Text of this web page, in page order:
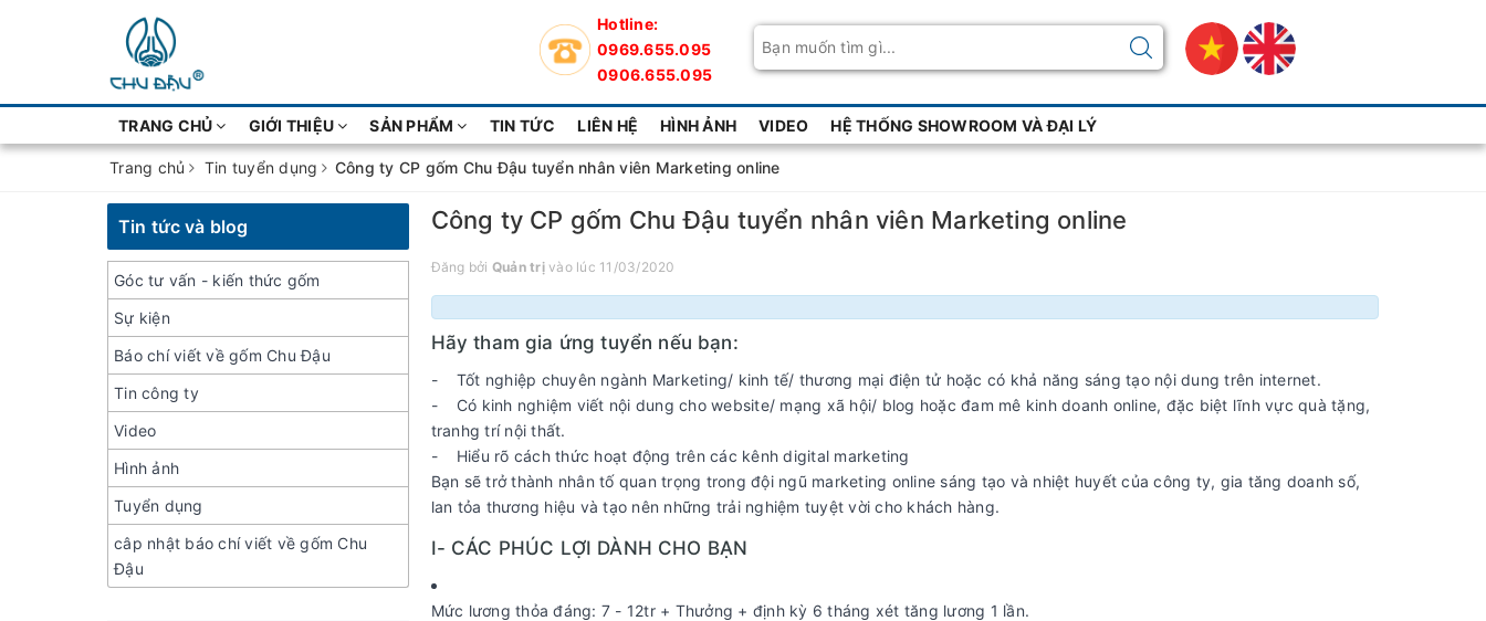
Hotline:
0969.655.095
0906.655.095
TRANG CHỦ GIỚI THIỆU SẢN PHẨM TIN TỨC LIÊN HỆ HÌNH ẢNH VIDEO HỆ THỐNG SHOWROOM VÀ ĐẠI LÝ
Trang chủ Tin tuyển dụng Công ty CP gốm Chu Đậu tuyển nhân viên Marketing online
Tin tức và blog
Góc tư vấn - kiến thức gốm
Sự kiện
Báo chí viết về gốm Chu Đậu
Tin công ty
Video
Hình ảnh
Tuyển dụng
câp nhật báo chí viết về gốm Chu
Đậu
Công ty CP gốm Chu Đậu tuyển nhân viên Marketing online
Đăng bởi Quản trịvào lúc 11/03/2020
Hãy tham gia ứng tuyển nếu bạn:
- Tốt nghiệp chuyên ngành Marketing/ kinh tế/ thương mại điện tử hoặc có khả năng sáng tạo nội dung trên internet.
- Có kinh nghiệm viết nội dung cho website/ mạng xã hội/ blog hoặc đam mê kinh doanh online, đặc biệt lĩnh vực quà tặng,
tranhg trí nội thất.
- Hiểu rõ cách thức hoạt động trên các kênh digital marketing
Bạn sẽ trở thành nhân tố quan trọng trong đội ngũ marketing online sáng tạo và nhiệt huyết của công ty, gia tăng doanh số,
lan tỏa thương hiệu và tạo nên những trải nghiệm tuyệt vời cho khách hàng.
I- CÁC PHÚC LỢI DÀNH CHO BẠN
Mức lương thỏa đáng: 7 - 12tr + Thưởng + định kỳ 6 tháng xét tăng lương 1 lần.